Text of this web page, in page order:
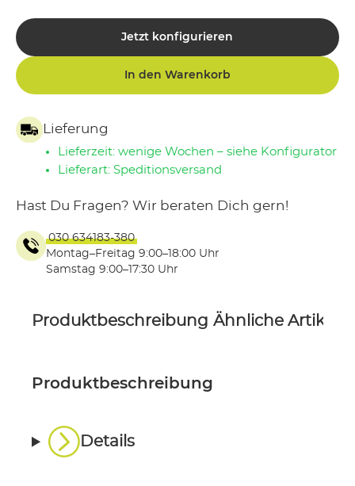
Jetzt konfigurieren
In den Warenkorb
Lieferung
Lieferzeit: wenige Wochen – siehe Konfigurator
Lieferart: Speditionsversand
Hast Du Fragen? Wir beraten Dich gern!
030 634183-380
Montag–Freitag 9:00–18:00 Uhr
Samstag 9:00–17:30 Uhr
Produktbeschreibung Ähnliche Artikel
Produktbeschreibung
Details